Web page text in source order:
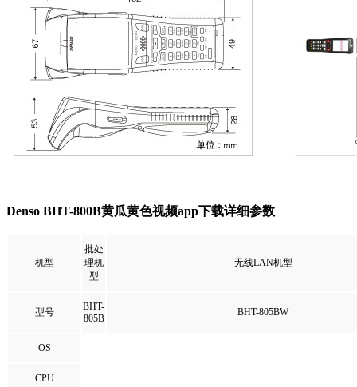
Denso BHT-800B黄瓜黄色视频app下载详细参数
机型
批处
理机
型
无线LAN机型
型号
BHT-
805B
BHT-805BW
OS
CPU